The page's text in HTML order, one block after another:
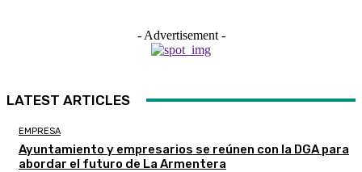
- Advertisement -
LATEST ARTICLES
EMPRESA
Ayuntamiento y empresarios se reúnen con la DGA para
abordar el futuro de La Armentera